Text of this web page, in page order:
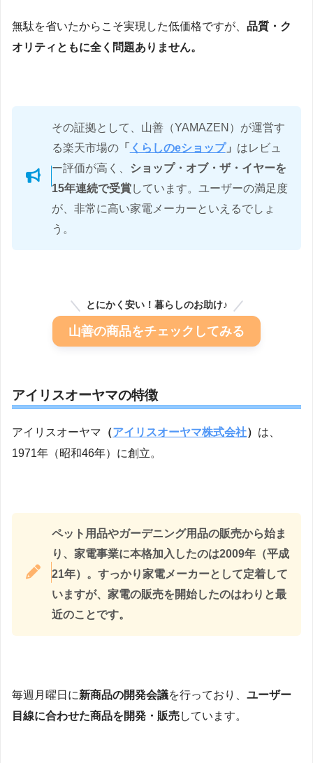
無駄を省いたからこそ実現した低価格ですが、 品質・ク
オリティともに全く問題ありません。
その証拠として、山善（YAMAZEN）が運営す
る楽天市場の「 くらしのeショップ」 はレビュ
ー評価が高く、
ショップ・オブ・ザ・イヤーを
15年連続で受賞しています。ユーザーの満足度
が、非常に高い家電メーカーといえるでしょ
う。
とにかく安い！暮らしのお助け♪
山善の商品をチェックしてみる
アイリスオーヤマの特徴
アイリスオーヤマ （アイリスオーヤマ株式会社） は、
1971年（昭和46年）に創立。
ペット用品やガーデニング用品の販売から始ま
り、家電事業に本格加入したのは2009年（平成
21年）。すっかり家電メーカーとして定着して
いますが、家電の販売を開始したのはわりと最
近のことです。
毎週月曜日に新商品の開発会議を行っており、 ユーザー
目線に合わせた商品を開発・販売しています。